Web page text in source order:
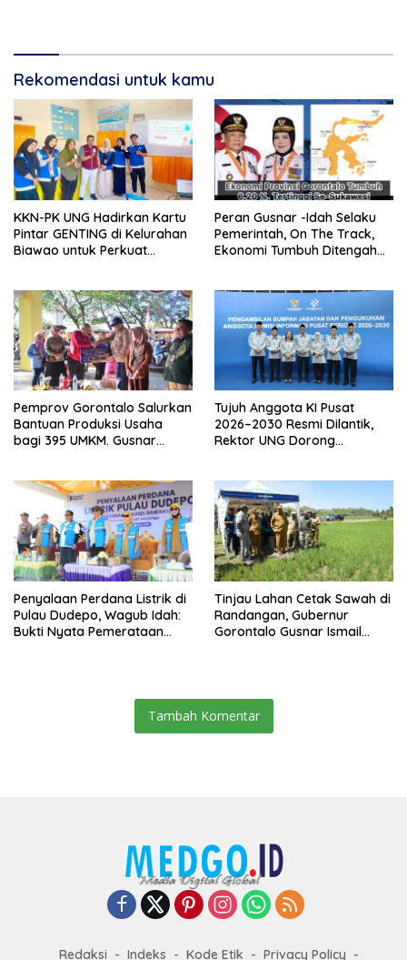
Rekomendasi untuk kamu
KKN-PK UNG Hadirkan Kartu
Pintar GENTING di Kelurahan
Biawao untuk Perkuat
Peran Gusnar -Idah Selaku
Pemerintah, On The Track,
Ekonomi Tumbuh Ditengah
Pemprov Gorontalo Salurkan
Bantuan Produksi Usaha
bagi 395 UMKM. Gusnar
Bukan Konsumsi
Tujuh Anggota KI Pusat
2026–2030 Resmi Dilantik,
Rektor UNG Dorong
Penyalaan Perdana Listrik di
Pulau Dudepo, Wagub Idah:
Bukti Nyata Pemerataan
Tinjau Lahan Cetak Sawah di
Randangan, Gubernur
Gorontalo Gusnar Ismail
Tambah Komentar
Redaksi Indeks Kode Etik Privacy Policy